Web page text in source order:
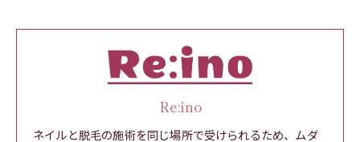
Re:ino
ネイルと脱毛の施術を同じ場所で受けられるため、ムダ